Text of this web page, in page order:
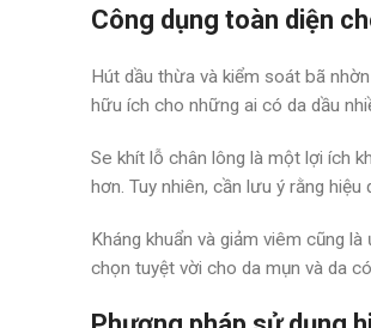
Công dụng toàn diện
Hút dầu thừa và kiểm soát bã
hữu ích cho những ai có da dầu
Se khít lỗ chân lông là một lợi ích
hơn. Tuy nhiên, cần lưu ý rằng
Kháng khuẩn và giảm viêm cũng
chọn tuyệt vời cho da mụn và da